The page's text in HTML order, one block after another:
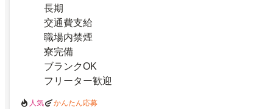
長期
交通費支給
職場内禁煙
寮完備
ブランクOK
フリーター歓迎
人気 かんたん応募